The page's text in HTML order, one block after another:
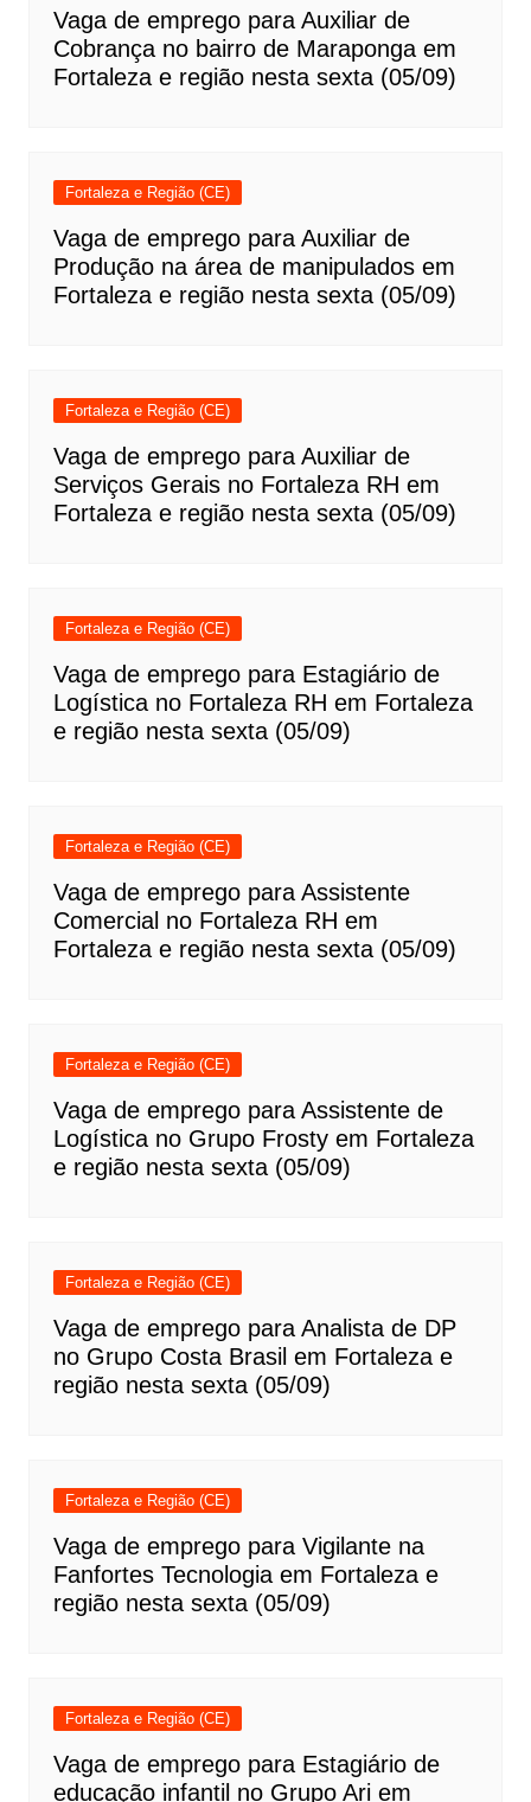
Vaga de emprego para Auxiliar de
Cobrança no bairro de Maraponga em
Fortaleza e região nesta sexta (05/09)
Fortaleza e Região (CE)
Vaga de emprego para Auxiliar de
Produção na área de manipulados em
Fortaleza e região nesta sexta (05/09)
Fortaleza e Região (CE)
Vaga de emprego para Auxiliar de
Serviços Gerais no Fortaleza RH em
Fortaleza e região nesta sexta (05/09)
Fortaleza e Região (CE)
Vaga de emprego para Estagiário de
Logística no Fortaleza RH em Fortaleza
e região nesta sexta (05/09)
Fortaleza e Região (CE)
Vaga de emprego para Assistente
Comercial no Fortaleza RH em
Fortaleza e região nesta sexta (05/09)
Fortaleza e Região (CE)
Vaga de emprego para Assistente de
Logística no Grupo Frosty em Fortaleza
e região nesta sexta (05/09)
Fortaleza e Região (CE)
Vaga de emprego para Analista de DP
no Grupo Costa Brasil em Fortaleza e
região nesta sexta (05/09)
Fortaleza e Região (CE)
Vaga de emprego para Vigilante na
Fanfortes Tecnologia em Fortaleza e
região nesta sexta (05/09)
Fortaleza e Região (CE)
Vaga de emprego para Estagiário de
educação infantil no Grupo Ari em